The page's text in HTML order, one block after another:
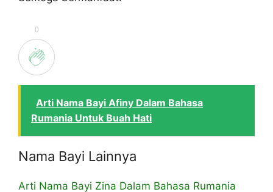
0
Arti Nama Bayi Afiny Dalam Bahasa
Rumania Untuk Buah Hati
Nama Bayi Lainnya
Arti Nama Bayi Zina Dalam Bahasa Rumania